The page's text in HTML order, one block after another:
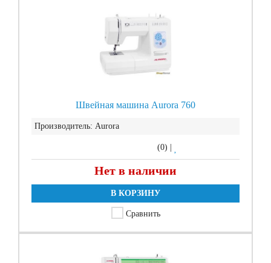
Швейная машина Aurora 760
Производитель: Aurora
(0)
Нет в наличии
В КОРЗИНУ
Сравнить